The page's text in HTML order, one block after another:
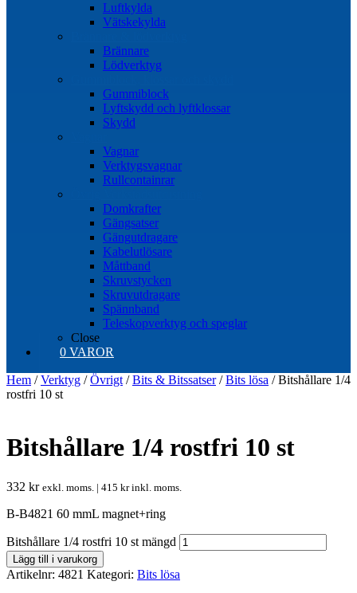
Luftkylda
Vätskekylda
Brännare
Lödverktyg
Gummiblock
Lyftskydd och lyftklossar
Skydd
Vagnar
Verktygsvagnar
Rullcontainrar
Domkrafter
Gängsatser
Gängutdragare
Kabelutlösare
Måttband
Skruvstycken
Skruvutdragare
Spännband
Teleskopverktyg och speglar
Close
0 VAROR
Hem /Verktyg /Övrigt /Bits & Bitssatser/Bits lösa / Bitshållare 1/4
rostfri 10 st
Bitshållare 1/4 rostfri 10 st
332 kr exkl. moms. | 415 krinkl. moms.
B-B4821 60 mmL magnet+ring
Bitshållare 1/4 rostfri 10 st mängd
Lägg till i varukorg
Artikelnr: 4821 Kategori: Bits lösa